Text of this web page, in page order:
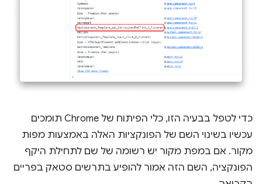
כדי לטפל בבעיה הזו, כלי הפיתוח של Chrome תומכים
עכשיו בשינוי השם של הפונקציות האלה באמצעות מפות
מקור. אם במפת מקור יש רשומה של שם לתחילת היקף
הפונקציה, השם הזה אמור להופיע בתרשים סטאק בפריים